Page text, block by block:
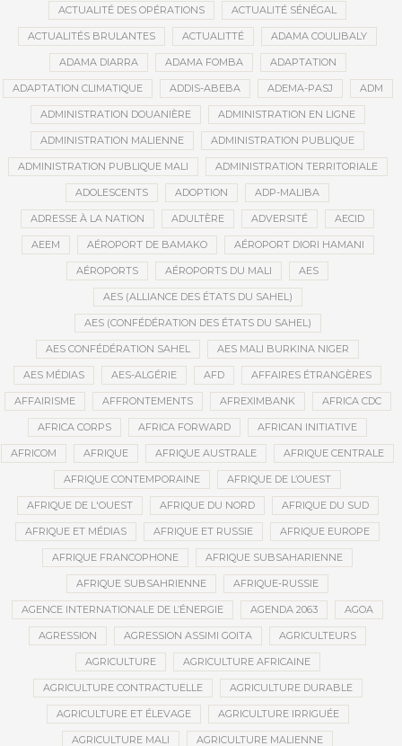
ACTUALITÉ DES OPÉRATIONS ACTUALITÉ SÉNÉGAL
ACTUALITÉS BRULANTES ACTUALITTÉ ADAMA COULIBALY
ADAMA DIARRA ADAMA FOMBA ADAPTATION
ADAPTATION CLIMATIQUE ADDIS-ABEBA ADEMA-PASJ ADM
ADMINISTRATION DOUANIÈRE ADMINISTRATION EN LIGNE
ADMINISTRATION MALIENNE ADMINISTRATION PUBLIQUE
ADMINISTRATION PUBLIQUE MALI ADMINISTRATION TERRITORIALE
ADOLESCENTS ADOPTION ADP-MALIBA
ADRESSE À LA NATION ADULTÈRE ADVERSITÉ AECID
AEEM AÉROPORT DE BAMAKO AÉROPORT DIORI HAMANI
AÉROPORTS AÉROPORTS DU MALI AES
AES (ALLIANCE DES ÉTATS DU SAHEL)
AES (CONFÉDÉRATION DES ÉTATS DU SAHEL)
AES CONFÉDÉRATION SAHEL AES MALI BURKINA NIGER
AES MÉDIAS AES-ALGÉRIE AFD AFFAIRES ÉTRANGÈRES
AFFAIRISME AFFRONTEMENTS AFREXIMBANK AFRICA CDC
AFRICA CORPS AFRICA FORWARD AFRICAN INITIATIVE
AFRICOM AFRIQUE AFRIQUE AUSTRALE AFRIQUE CENTRALE
AFRIQUE CONTEMPORAINE AFRIQUE DE L’OUEST
AFRIQUE DE L'OUEST AFRIQUE DU NORD AFRIQUE DU SUD
AFRIQUE ET MÉDIAS AFRIQUE ET RUSSIE AFRIQUE EUROPE
AFRIQUE FRANCOPHONE AFRIQUE SUBSAHARIENNE
AFRIQUE SUBSAHRIENNE AFRIQUE-RUSSIE
AGENCE INTERNATIONALE DE L’ÉNERGIE AGENDA 2063 AGOA
AGRESSION AGRESSION ASSIMI GOITA AGRICULTEURS
AGRICULTURE AGRICULTURE AFRICAINE
AGRICULTURE CONTRACTUELLE AGRICULTURE DURABLE
AGRICULTURE ET ÉLEVAGE AGRICULTURE IRRIGUÉE
AGRICULTURE MALI AGRICULTURE MALIENNE